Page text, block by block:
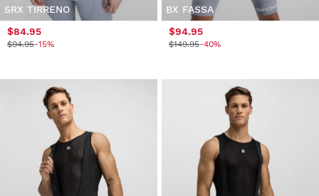
SRX TIRRENO
$84.95
$94.95-15%
BX FASSA
$94.95
$149.95-40%